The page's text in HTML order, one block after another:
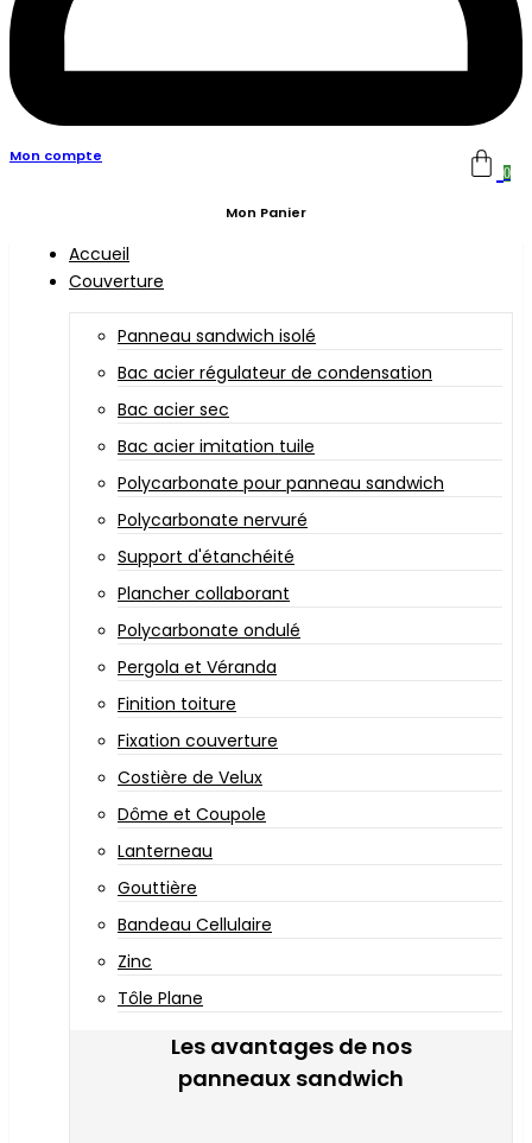
Mon compte
0
Mon Panier
Accueil
Couverture
Panneau sandwich isolé
Bac acier régulateur de condensation
Bac acier sec
Bac acier imitation tuile
Polycarbonate pour panneau sandwich
Polycarbonate nervuré
Support d'étanchéité
Plancher collaborant
Polycarbonate ondulé
Pergola et Véranda
Finition toiture
Fixation couverture
Costière de Velux
Dôme et Coupole
Lanterneau
Gouttière
Bandeau Cellulaire
Zinc
Tôle Plane
Les avantages de nos
panneaux sandwich